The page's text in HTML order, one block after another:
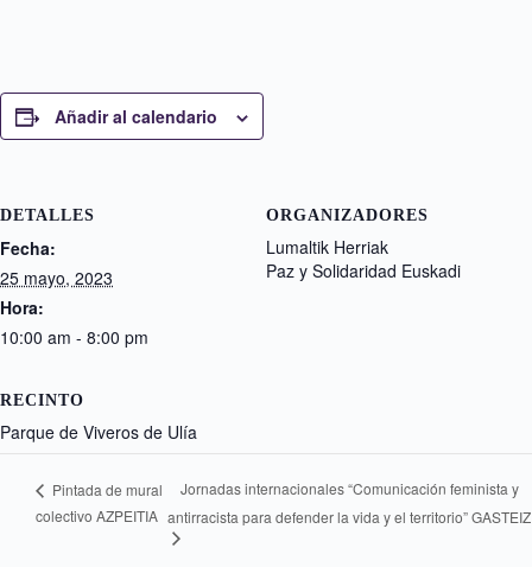
Añadir al calendario
DETALLES
Fecha:
25 mayo, 2023
Hora:
10:00 am - 8:00 pm
ORGANIZADORES
Lumaltik Herriak
Paz y Solidaridad Euskadi
RECINTO
Parque de Viveros de Ulía
Pintada de mural
colectivo AZPEITIA
Jornadas internacionales “Comunicación feminista y
antirracista para defender la vida y el territorio” GASTEIZ